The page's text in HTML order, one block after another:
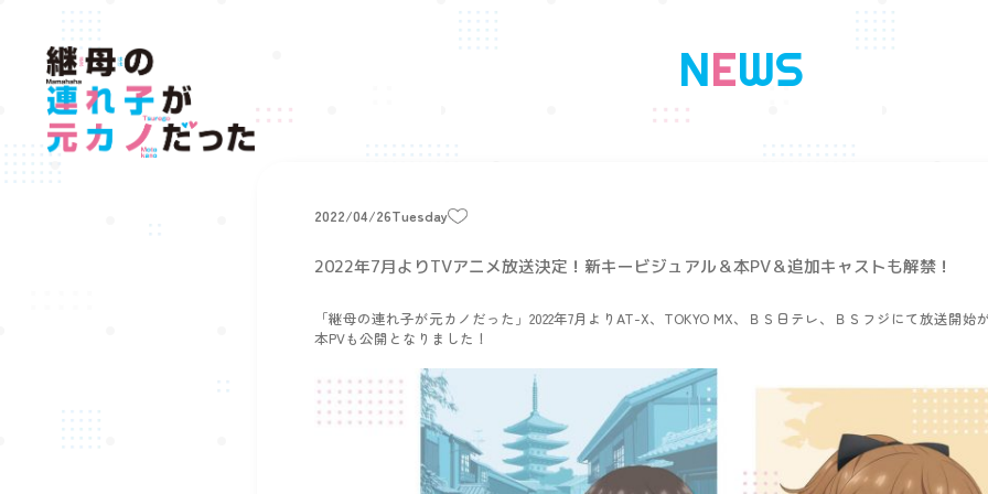
NEWS
2022/04/26Tuesday
2022年7月よりTVアニメ放送決定！新キービジュアル＆本PV＆追加キャストも解禁！
「継母の連れ子が元カノだった」2022年7月よりAT-X、TOKYO MX、ＢＳ日テレ、ＢＳフジにて放送開始
本PVも公開となりました！